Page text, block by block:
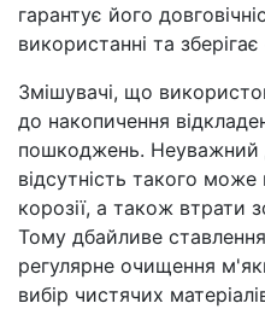
гарантує його
використанні та
Змішувачі, що
до накопичення
пошкоджень. Неуважний
відсутність такого
корозії, а також втрати
Тому дбайливе
регулярне очищення
вибір чистячих